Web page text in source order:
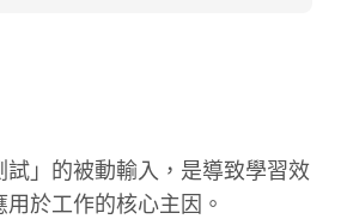
試」的被動輸入，是導致學習效
於工作的核心主因。